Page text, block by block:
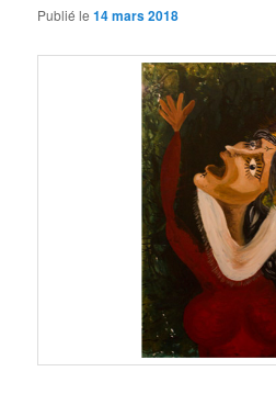
Publié le14 mars 2018